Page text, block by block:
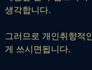
생각합니다.
그러므로 개인취향적
게 쓰시면됩니다.